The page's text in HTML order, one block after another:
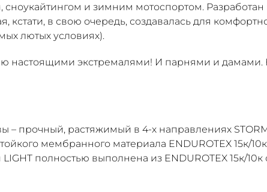
и зимним мотоспортом.
кстати, в свою очередь, создавалась для
лютых условиях).
настоящими экстремалями! И парнями и дамами.
– прочный, растяжимый в 4-х направлениях
мембранного материала ENDUROTEX 15к/
полностью выполнена из ENDUROTEX 15к/